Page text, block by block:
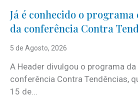
Já é conhecido o programa
da conferência Contra
5 de Agosto, 2026
A Header divulgou o programa
conferência Contra Tendências,
15 de...